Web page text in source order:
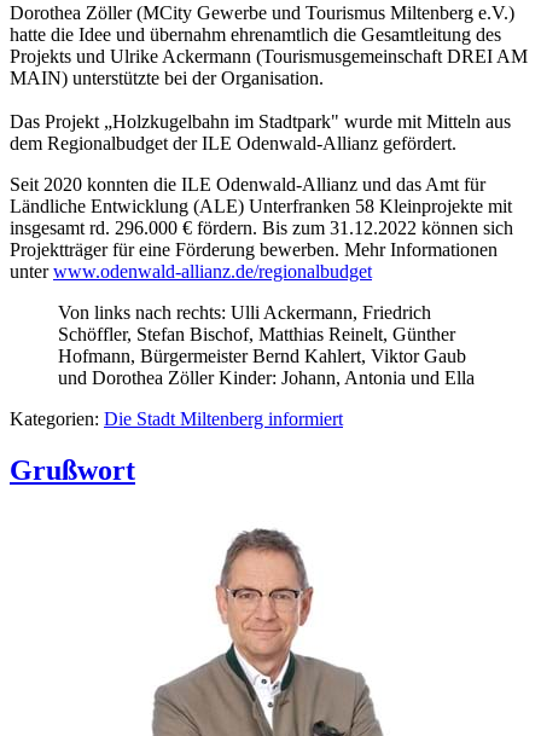
Dorothea Zöller (MCity Gewerbe und Tourismus Miltenberg e.V.)
hatte die Idee und übernahm ehrenamtlich die Gesamtleitung des
Projekts und Ulrike Ackermann (Tourismusgemeinschaft DREI AM
MAIN) unterstützte bei der Organisation.
Das Projekt „Holzkugelbahn im Stadtpark" wurde mit Mitteln aus
dem Regionalbudget der ILE Odenwald-Allianz gefördert.
Seit 2020 konnten die ILE Odenwald-Allianz und das Amt für
Ländliche Entwicklung (ALE) Unterfranken 58 Kleinprojekte mit
insgesamt rd. 296.000 € fördern. Bis zum 31.12.2022 können sich
Projektträger für eine Förderung bewerben. Mehr Informationen
unterwww.odenwald-allianz.de/regionalbudget
Von links nach rechts: Ulli Ackermann, Friedrich
Schöffler, Stefan Bischof, Matthias Reinelt, Günther
Hofmann, Bürgermeister Bernd Kahlert, Viktor Gaub
und Dorothea Zöller Kinder: Johann, Antonia und Ella
Kategorien: Die Stadt Miltenberg informiert
Grußwort